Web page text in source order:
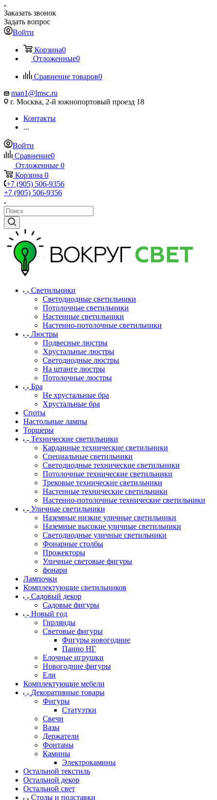
Заказать звонок
Задать вопрос
Войти
Корзина0
Отложенные0
Сравнение товаров0
man1@lmsc.ru
г. Москва, 2-й южнопортовый проезд 18
Контакты
...
Войти
Сравнение0
Отложенные 0
Корзина 0
+7 (905) 506-9356
+7 (905) 506-9356
Светильники
Светодиодные светильники
Потолочные светильники
Настенные светильники
Настенно-потолочные светильники
Люстры
Подвесные люстры
Хрустальные люстры
Светодиодные люстры
На штанге люстры
Потолочные люстры
Бра
Не хрустальные бра
Хрустальные бра
Споты
Настольные лампы
Торшеры
Технические светильники
Карданные технические светильники
Специальные светильники
Светодиодные технические светильники
Потолочные технические светильники
Трековые технические светильники
Настенные технические светильники
Настенно-потолочные технические светильники
Уличные светильники
Наземные низкие уличные светильники
Наземные высокие уличные светильники
Светодиодные уличные светильники
Фонарные столбы
Прожекторы
Уличные световые фигуры
фонари
Лампочки
Комплектующие светильников
Садовый декор
Садовые фигуры
Новый год
Гирлянды
Световые фигуры
Фигуры новогодние
Панно НГ
Елочные игрушки
Новогодние фигуры
Ели
Комплектующие мебели
Декоративные товары
Фигуры
Статуэтки
Свечи
Вазы
Держатели
Фонтаны
Камины
Электрокамины
Остальной текстиль
Остальной декор
Остальной свет
Столы и подставки